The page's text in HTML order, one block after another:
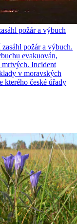
požár a výbuch
požár a výbuch.
evakuován,
mrtvých. Incident
v moravských
kterého české úřady